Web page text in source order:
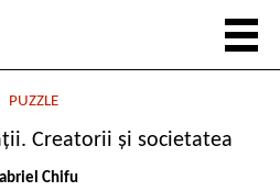
PUZZLE
Creatorii și societatea
Chifu